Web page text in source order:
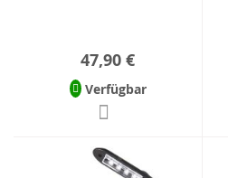
47,90 €
Verfügbar